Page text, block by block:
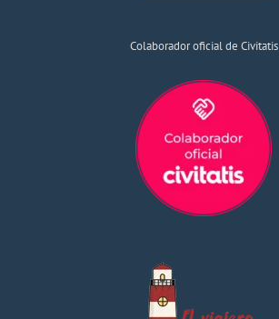
Colaborador oficial de Civitatis